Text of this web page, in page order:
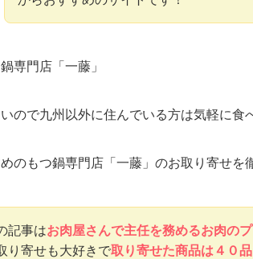
専門店「一藤」
ので九州以外に住んでいる方は気軽に食
のもつ鍋専門店「一藤」のお取り寄せを
記事はお肉屋さんで主任を務めるお肉のプ
り寄せも大好きで取り寄せた商品は４０品